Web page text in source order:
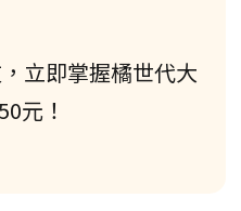
立即掌握橘世代大
元！